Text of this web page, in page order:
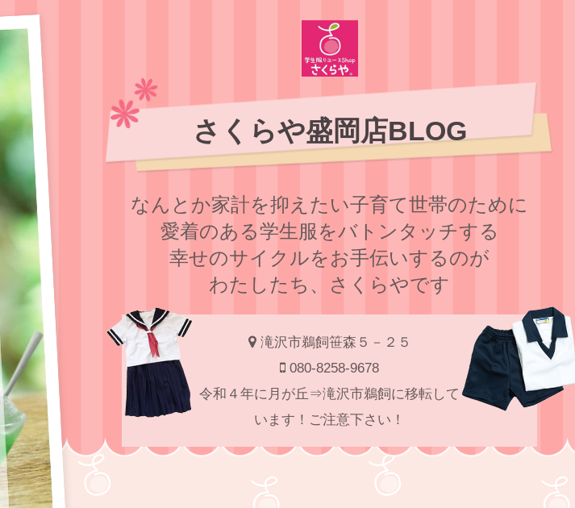
さくらや盛岡店BLOG
なんとか家計を抑えたい子育て世帯のために
愛着のある学⽣服をバトンタッチする
幸せのサイクルをお⼿伝いするのが
わたしたち、さくらやです
滝沢市鵜飼笹森５－２５
080-8258-9678
令和４年に月が丘⇒滝沢市鵜飼に移転して
います！ご注意下さい！